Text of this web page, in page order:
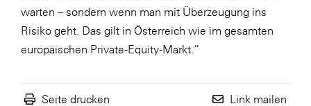
warten – sondern wenn man mit Überzeugung ins
Risiko geht. Das gilt in Österreich wie im gesamten
europäischen Private-Equity-Markt.“
Seite drucken Link mailen